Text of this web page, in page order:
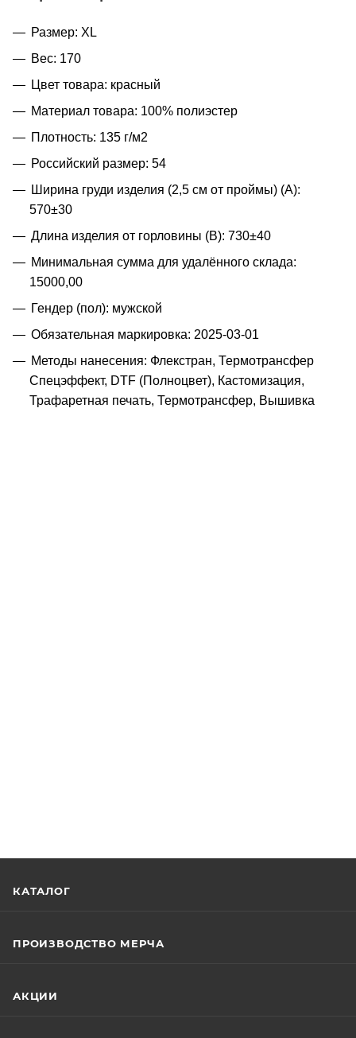
Размер: XL
Вес: 170
Цвет товара: красный
Материал товара: 100% полиэстер
Плотность: 135 г/м2
Российский размер: 54
Ширина груди изделия (2,5 см от проймы) (A):
570±30
Длина изделия от горловины (B): 730±40
Минимальная сумма для удалённого склада:
15000,00
Гендер (пол): мужской
Обязательная маркировка: 2025-03-01
Методы нанесения: Флекстран, Термотрансфер
Спецэффект, DTF (Полноцвет), Кастомизация,
Трафаретная печать, Термотрансфер, Вышивка
КАТАЛОГ
ПРОИЗВОДСТВО МЕРЧА
АКЦИИ